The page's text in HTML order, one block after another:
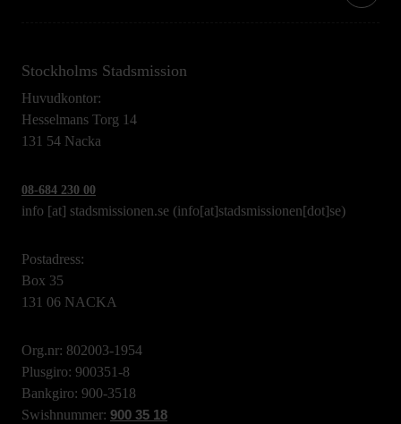
Stockholms Stadsmission
Huvudkontor:
Hesselmans Torg 14
131 54 Nacka
08-684 230 00
info [at] stadsmissionen.se (info[at]stadsmissionen[dot]se)
Postadress:
Box 35
131 06 NACKA
Org.nr: 802003-1954
Plusgiro: 900351-8
Bankgiro: 900-3518
Swishnummer: 900 35 18